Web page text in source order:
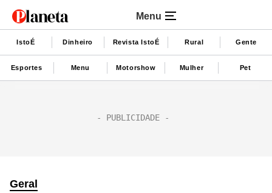
Menu
IstoÉ Dinheiro Revista IstoÉ Rural Gente
Esportes Menu Motorshow Mulher Pet
Geral